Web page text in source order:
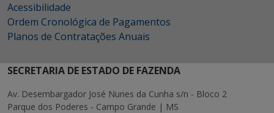
Acessibilidade
Ordem Cronológica de Pagamentos
Planos de Contratações Anuais
SECRETARIA DE ESTADO DE FAZENDA
Av. Desembargador José Nunes da Cunha s/n - Bloco 2
Parque dos Poderes - Campo Grande | MS